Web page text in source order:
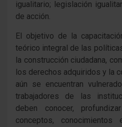
igualitario; legislación
de acción.
El objetivo de la
teórico integral de las
la construcción ciudadana,
los derechos adquiridos y la
aún se encuentran
trabajadores de las
deben conocer,
conceptos,